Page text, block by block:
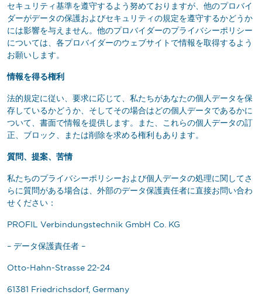
セキュリティ基準を遵守するよう努めておりますが、他のプロバイ
ダーがデータの保護およびセキュリティの規定を遵守するかどうか
には影響を与えません。他のプロバイダーのプライバシーポリシー
については、各プロバイダーのウェブサイトで情報を取得するよう
お願いします。
情報を得る権利
法的規定に従い、要求に応じて、私たちがあなたの個人データを保
存しているかどうか、そしてその場合はどの個人データであるかに
ついて、書面で情報を提供します。また、これらの個人データの訂
正、ブロック、または削除を求める権利もあります。
質問、提案、苦情
私たちのプライバシーポリシーおよび個人データの処理に関してさ
らに質問がある場合は、外部のデータ保護責任者に直接お問い合わ
せください：
PROFIL Verbindungstechnik GmbH Co. KG
– データ保護責任者 –
Otto-Hahn-Strasse 22-24
61381 Friedrichsdorf, Germany